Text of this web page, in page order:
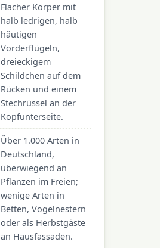
Flacher Körper mit
halb ledrigen, halb
häutigen
Vorderflügeln,
dreieckigem
Schildchen auf dem
Rücken und einem
Stechrüssel an der
Kopfunterseite.
Über 1.000 Arten in
Deutschland,
überwiegend an
Pflanzen im Freien;
wenige Arten in
Betten, Vogelnestern
oder als Herbstgäste
an Hausfassaden.